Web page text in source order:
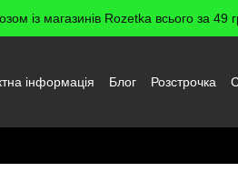
із магазинів Rozetka всього за 49
інформація Блог Розстрочка